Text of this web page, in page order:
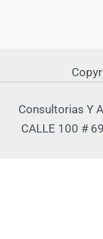
Consultorias Y
CALLE 100 #